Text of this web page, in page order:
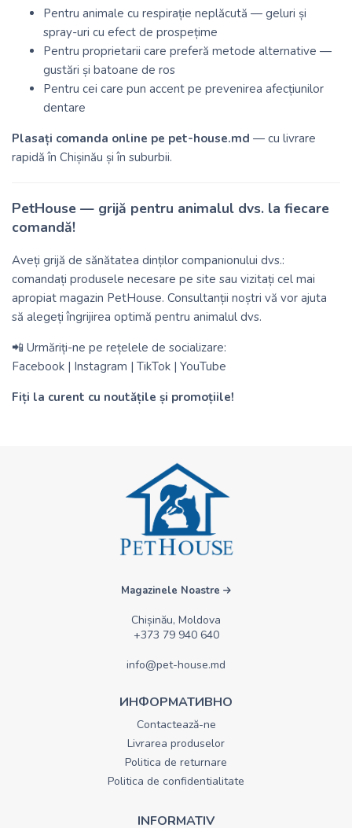
Pentru animale cu respirație neplăcută — geluri și
spray-uri cu efect de prospețime
Pentru proprietarii care preferă metode alternative —
gustări și batoane de ros
Pentru cei care pun accent pe prevenirea afecțiunilor
dentare
Plasați comanda online pe pet-house.md — cu livrare
rapidă în Chișinău și în suburbii.
PetHouse — grijă pentru animalul dvs. la fiecare
comandă!
Aveți grijă de sănătatea dinților companionului dvs.:
comandați produsele necesare pe site sau vizitați cel mai
apropiat magazin PetHouse. Consultanții noștri vă vor ajuta
să alegeți îngrijirea optimă pentru animalul dvs.
📲 Urmăriți-ne pe rețelele de socializare:
Facebook | Instagram | TikTok | YouTube
Fiți la curent cu noutățile și promoțiile!
Magazinele Noastre
Chișinău, Moldova
+373 79 940 640
info@pet-house.md
ИНФОРМАТИВНО
Contactează-ne
Livrarea produselor
Politica de returnare
Politica de confidentialitate
INFORMATIV